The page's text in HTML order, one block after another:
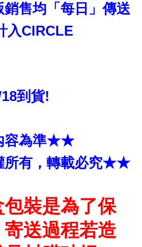
售均「每日」傳送
入CIRCLE
到貨!
容為準★★
有，轉載必究★★
裝是為了保
送過程若造